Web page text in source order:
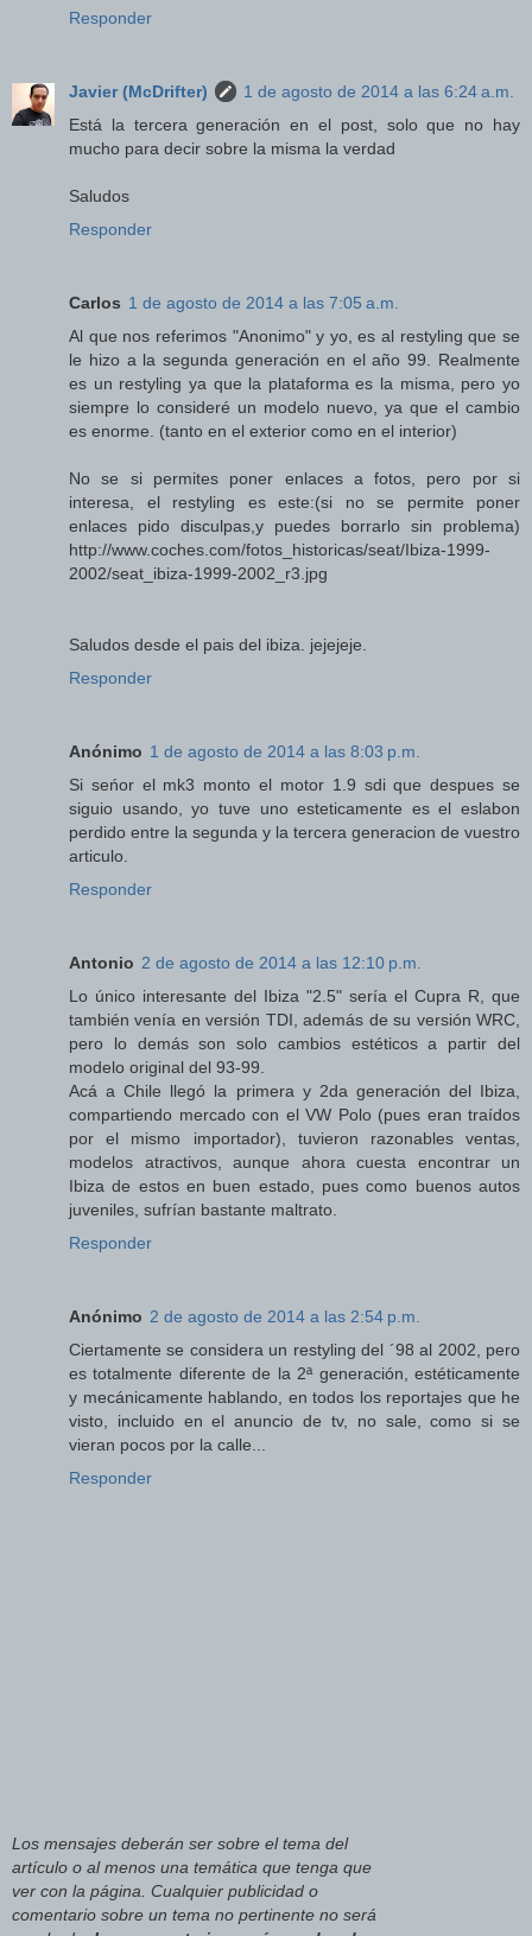
Responder
Javier (McDrifter)
1 de agosto de 2014 a las 6:24 a.m.
Está la tercera generación en el post, solo que no hay
mucho para decir sobre la misma la verdad
Saludos
Responder
Carlos 1 de agosto de 2014 a las 7:05 a.m.
Al que nos referimos "Anonimo" y yo, es al restyling que se
le hizo a la segunda generación en el año 99. Realmente
es un restyling ya que la plataforma es la misma, pero yo
siempre lo consideré un modelo nuevo, ya que el cambio
es enorme. (tanto en el exterior como en el interior)
No se si permites poner enlaces a fotos, pero por si
interesa, el restyling es este:(si no se permite poner
enlaces pido disculpas,y puedes borrarlo sin problema)
http://www.coches.com/fotos_historicas/seat/Ibiza-1999-
2002/seat_ibiza-1999-2002_r3.jpg
Saludos desde el pais del ibiza. jejejeje.
Responder
Anónimo 1 de agosto de 2014 a las 8:03 p.m.
Si seńor el mk3 monto el motor 1.9 sdi que despues se
siguio usando, yo tuve uno esteticamente es el eslabon
perdido entre la segunda y la tercera generacion de vuestro
articulo.
Responder
Antonio 2 de agosto de 2014 a las 12:10 p.m.
Lo único interesante del Ibiza "2.5" sería el Cupra R, que
también venía en versión TDI, además de su versión WRC,
pero lo demás son solo cambios estéticos a partir del
modelo original del 93-99.
Acá a Chile llegó la primera y 2da generación del Ibiza,
compartiendo mercado con el VW Polo (pues eran traídos
por el mismo importador), tuvieron razonables ventas,
modelos atractivos, aunque ahora cuesta encontrar un
Ibiza de estos en buen estado, pues como buenos autos
juveniles, sufrían bastante maltrato.
Responder
Anónimo 2 de agosto de 2014 a las 2:54 p.m.
Ciertamente se considera un restyling del ´98 al 2002, pero
es totalmente diferente de la 2ª generación, estéticamente
y mecánicamente hablando, en todos los reportajes que he
visto, incluido en el anuncio de tv, no sale, como si se
vieran pocos por la calle...
Responder
Los mensajes deberán ser sobre el tema del
artículo o al menos una temática que tenga que
ver con la página. Cualquier publicidad o
comentario sobre un tema no pertinente no será